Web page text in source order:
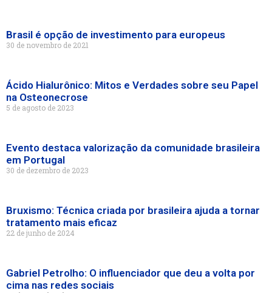
Brasil é opção de investimento para europeus
30 de novembro de 2021
Ácido Hialurônico: Mitos e Verdades sobre seu Papel
na Osteonecrose
5 de agosto de 2023
Evento destaca valorização da comunidade brasileira
em Portugal
30 de dezembro de 2023
Bruxismo: Técnica criada por brasileira ajuda a tornar
tratamento mais eficaz
22 de junho de 2024
Gabriel Petrolho: O influenciador que deu a volta por
cima nas redes sociais